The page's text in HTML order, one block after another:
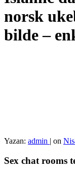
norsk
bilde –
Yazan: admin | on
Sex chat rooms